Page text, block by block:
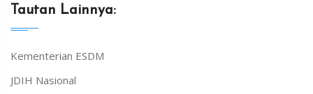
Tautan Lainnya:
Kementerian ESDM
JDIH Nasional